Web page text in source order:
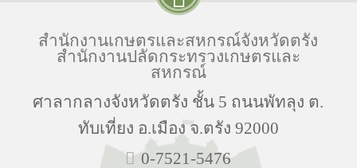
สำนักงานเกษตรและสหกรณ์จังหวัดตรัง
สำนักงานปลัดกระทรวงเกษตรและ
สหกรณ์
ศาลากลางจังหวัดตรัง ชั้น 5 ถนนพัทลุง ต.
ทับเที่ยง อ.เมือง จ.ตรัง 92000
0-7521-5476